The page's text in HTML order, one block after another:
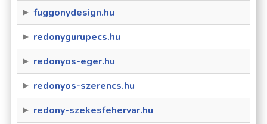
fuggonydesign.hu
redonygurupecs.hu
redonyos-eger.hu
redonyos-szerencs.hu
redony-szekesfehervar.hu